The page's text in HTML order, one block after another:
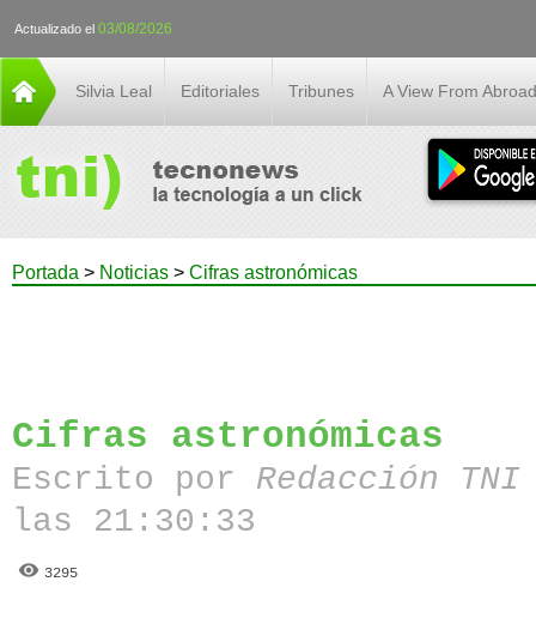
Actualizado el 03/08/2026
Silvia Leal Editoriales Tribunes A View From Abroad
Portada > Noticias > Cifras astronómicas
Cifras astronómicas
Escrito por Redacción
las 21:30:33
3295